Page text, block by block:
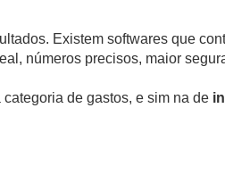
Existem softwares que
números precisos, maior
de gastos, e sim na de